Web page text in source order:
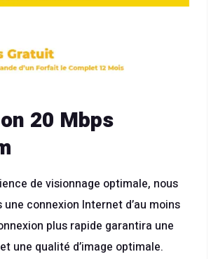
20 Mbps
de visionnage optimale, nous
connexion Internet d’au moins
plus rapide garantira une
une qualité d’image optimale.